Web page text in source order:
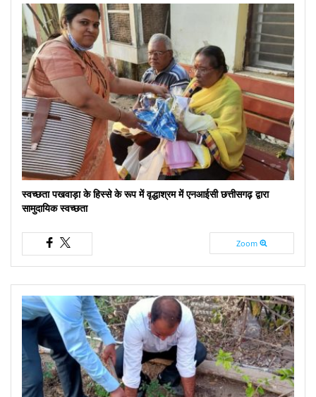
स्वच्छता पखवाड़ा के हिस्से के रूप में वृद्धाश्रम में एनआईसी छत्तीसगढ़ द्वारा
सामुदायिक स्वच्छता
Zoom